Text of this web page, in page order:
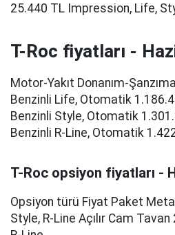
25.440 TL Impression, Life,
T-Roc fiyatları -
Motor-Yakıt Donanım-
Benzinli Life, Otomatik
Benzinli Style, Otomatik
Benzinli R-Line, Otomatik
T-Roc opsiyon fiyatları -
Opsiyon türü Fiyat Paket
Style, R-Line Açılır Cam